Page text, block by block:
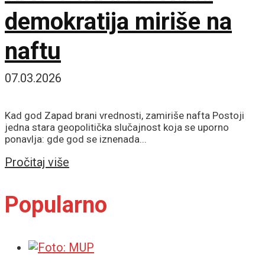
demokratija miriše na
naftu
07.03.2026
Kad god Zapad brani vrednosti, zamiriše nafta Postoji
jedna stara geopolitička slučajnost koja se uporno
ponavlja: gde god se iznenada...
Pročitaj više
Popularno